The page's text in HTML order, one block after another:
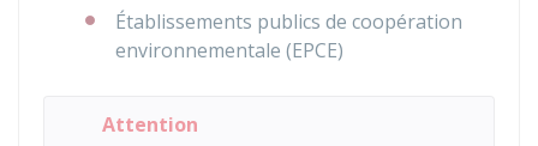
Établissements publics de coopération
environnementale (EPCE)
Attention